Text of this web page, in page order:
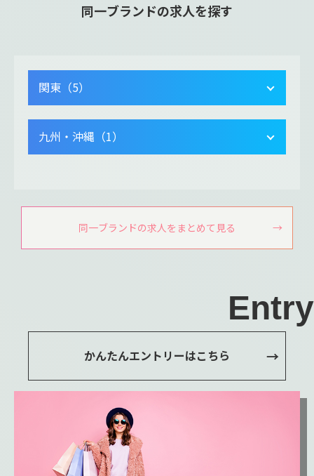
同一ブランドの求人を探す
関東（5）
九州・沖縄（1）
同一ブランドの求人をまとめて見る
Entry
かんたんエントリーはこちら